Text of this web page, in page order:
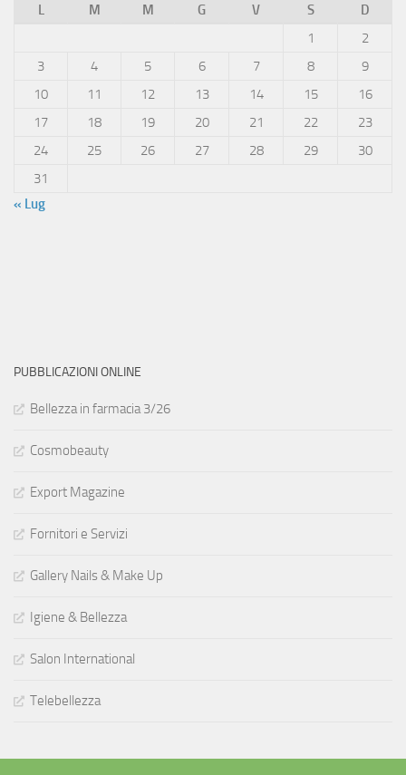
L
M M G V S
D
1
2
3
4 5 6 7 8
9
10
11 12 13 14 15
16
17
18 19 20 21 22
23
24
25 26 27 28 29
30
31
« Lug
PUBBLICAZIONI ONLINE
Bellezza in farmacia 3/26
Cosmobeauty
Export Magazine
Fornitori e Servizi
Gallery Nails & Make Up
Igiene & Bellezza
Salon International
Telebellezza